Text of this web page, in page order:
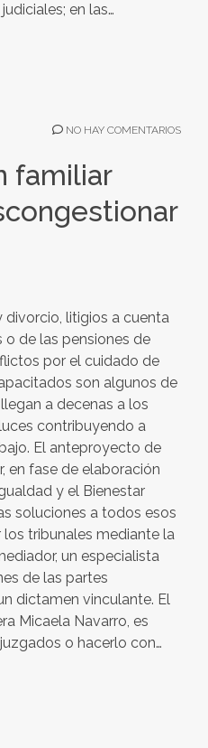
en las…
NO HAY COMENTARIOS
familiar
divorcio, litigios a cuenta
o de las pensiones de
por el cuidado de
son algunos de
a decenas a los
contribuyendo a
El anteproyecto de
en fase de elaboración
y el Bienestar
soluciones a todos esos
tribunales mediante la
un especialista
de las partes
dictamen vinculante. El
Micaela Navarro, es
o hacerlo con…